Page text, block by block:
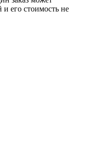
его стоимость не